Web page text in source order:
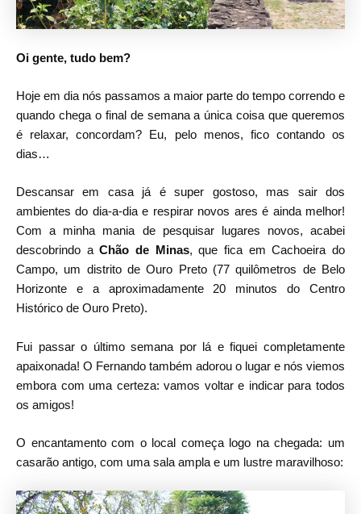
Oi gente, tudo bem?
Hoje em dia nós passamos a maior parte do tempo correndo e
quando chega o final de semana a única coisa que queremos
é relaxar, concordam? Eu, pelo menos, fico contando os
dias…
Descansar em casa já é super gostoso, mas sair dos
ambientes do dia-a-dia e respirar novos ares é ainda melhor!
Com a minha mania de pesquisar lugares novos, acabei
descobrindo aChão de Minas, que fica em Cachoeira do
Campo, um distrito de Ouro Preto (77 quilômetros de Belo
Horizonte e a aproximadamente 20 minutos do Centro
Histórico de Ouro Preto).
Fui passar o último semana por lá e fiquei completamente
apaixonada! O Fernando também adorou o lugar e nós viemos
embora com uma certeza: vamos voltar e indicar para todos
os amigos!
O encantamento com o local começa logo na chegada: um
casarão antigo, com uma sala ampla e um lustre maravilhoso: